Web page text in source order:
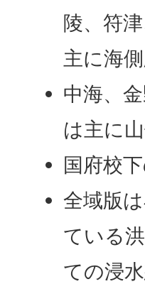
陵、符
主に海
中海、
は主に
国府校
全域版
ている
ての浸